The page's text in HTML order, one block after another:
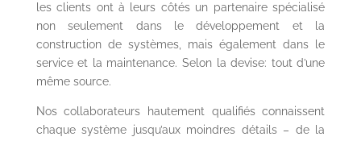
les clients ont à leurs côtés un partenaire spécialisé
non seulement dans le développement et la
construction de systèmes, mais également dans le
service et la maintenance. Selon la devise: tout d’une
même source.
Nos collaborateurs hautement qualifiés connaissent
chaque système jusqu’aux moindres détails – de la